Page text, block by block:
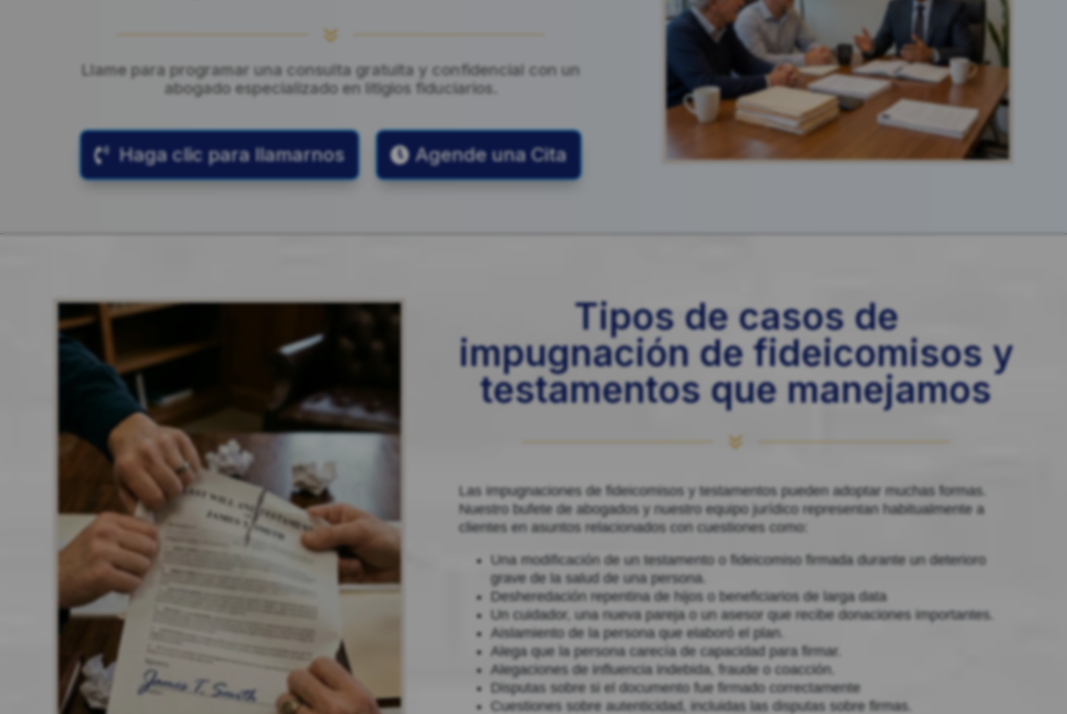
7
Llame para programar una consulta gratuita y confidencial con un
abogado especializado en litigios fiduciarios.
Haga clic para llamarnos Agende una Cita
Tipos de casos de
impugnación de fideicomisos y
testamentos que manejamos
7
Las impugnaciones de fideicomisos y testamentos pueden adoptar muchas formas.
Nuestro bufete de abogados y nuestro equipo jurídico representan habitualmente a
clientes en asuntos relacionados con cuestiones como:
Una modificación de un testamento o fideicomiso firmada durante un deterioro
grave de la salud de una persona.
Desheredación repentina de hijos o beneficiarios de larga data
Un cuidador, una nueva pareja o un asesor que recibe donaciones importantes.
Aislamiento de la persona que elaboró ​​el plan.
Alega que la persona carecía de capacidad para firmar.
Alegaciones de influencia indebida, fraude o coacción.
Disputas sobre si el documento fue firmado correctamente
Cuestiones sobre autenticidad, incluidas las disputas sobre firmas.